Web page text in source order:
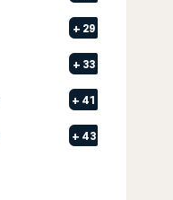
+ 29
+ 33
+ 41
+ 43